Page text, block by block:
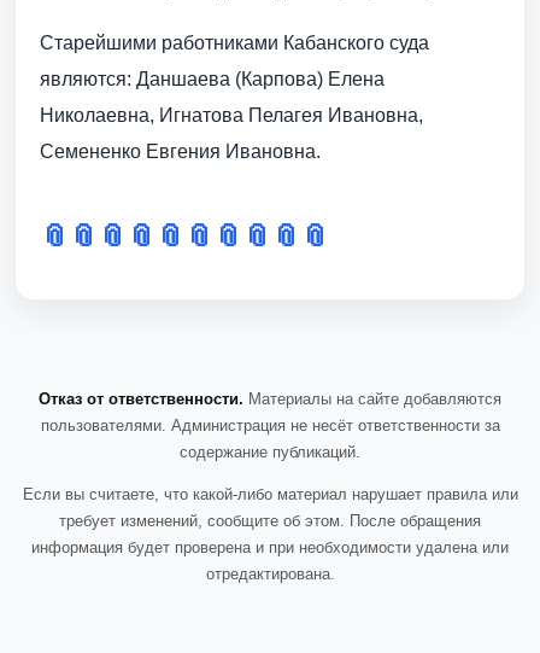
Старейшими работниками Кабанского суда
являются: Даншаева (Карпова) Елена
Николаевна, Игнатова Пелагея Ивановна,
Семененко Евгения Ивановна.
📎 📎 📎 📎 📎 📎 📎 📎 📎 📎
Отказ от ответственности. Материалы на сайте добавляются
пользователями. Администрация не несёт ответственности за
содержание публикаций.
Если вы считаете, что какой-либо материал нарушает правила или
требует изменений, сообщите об этом. После обращения
информация будет проверена и при необходимости удалена или
отредактирована.